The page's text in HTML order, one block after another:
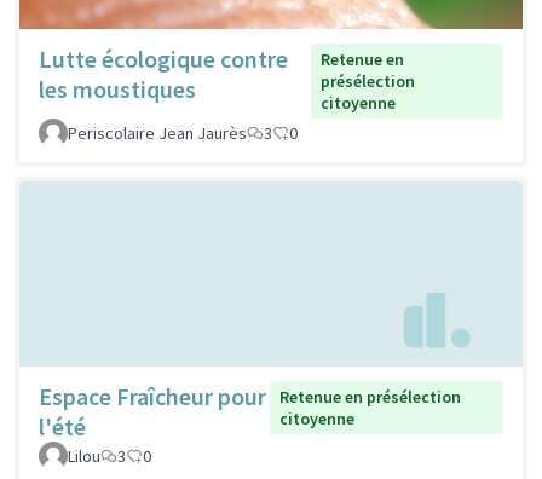
Lutte écologique contre
les moustiques
Retenue en
présélection
citoyenne
Periscolaire Jean Jaurès
3 0
Espace Fraîcheur pour
l'été
Retenue en présélection
citoyenne
Lilou
3 0